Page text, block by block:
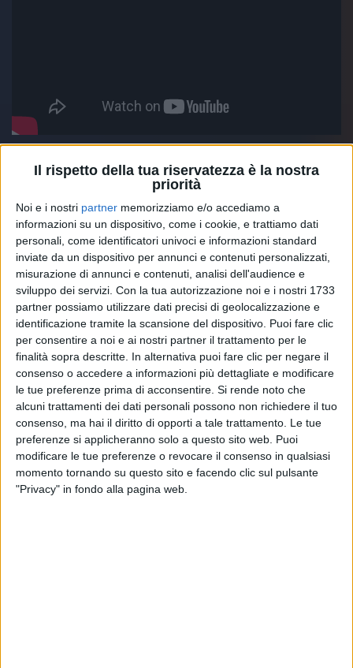
Il rispetto della tua riservatezza è la nostra
priorità
Noi e i nostri partner memorizziamo e/o accediamo a
informazioni su un dispositivo, come i cookie, e trattiamo dati
personali, come identificatori univoci e informazioni standard
inviate da un dispositivo per annunci e contenuti personalizzati,
misurazione di annunci e contenuti, analisi dell'audience e
sviluppo dei servizi. Con la tua autorizzazione noi e i nostri 1733
partner possiamo utilizzare dati precisi di geolocalizzazione e
identificazione tramite la scansione del dispositivo. Puoi fare clic
per consentire a noi e ai nostri partner il trattamento per le
finalità sopra descritte. In alternativa puoi fare clic per negare il
consenso o accedere a informazioni più dettagliate e modificare
le tue preferenze prima di acconsentire. Si rende noto che
alcuni trattamenti dei dati personali possono non richiedere il tuo
consenso, ma hai il diritto di opporti a tale trattamento. Le tue
preferenze si applicheranno solo a questo sito web. Puoi
modificare le tue preferenze o revocare il consenso in qualsiasi
momento tornando su questo sito e facendo clic sul pulsante
"Privacy" in fondo alla pagina web.
La certificazione diBella storiaarriva insieme all'Oro
Children di Robert Miles:
questo pezzo con la dance anni 90 diBimbi per
strada (Children), il singolo che ha segnato il suo
ritorno musicale nel2020e che è già doppio disco
di Platino, con oltre 40 milioni di stream e più di 15
milioni di views su Youtube. IntantoFedez e Chiara
Ferragni sono i personaggi dell'anno secondo Vanity
Fair.
Dal canto suo
Famoso, il nuovo album di Sfera
Ebbasta uscito il 20 novembre in tutto il mondo,
dopo essere stato il disco italiano più ascoltato di
sempre nel giorno di uscita ed essere diventato disco
di platino alla prima rilevazione FIMI/GFK, oggi
riceve altre due certificazioni per i suoi brani;
Bottiglie Privè è disco di platino e Baby con J
Balvin è d’oro.